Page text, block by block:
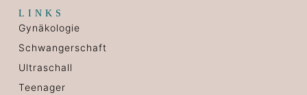
LINKS
Gynäkologie
Schwangerschaft
Ultraschall
Teenager